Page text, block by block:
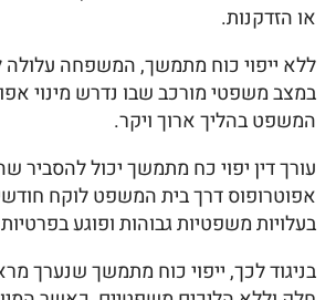
או הזדקנות.
ללא ייפוי כוח מתמשך, המשפחה
במצב משפטי מורכב שבו נדרש מינוי
המשפט בהליך ארוך ויקר.
עורך דין יפוי כח מתמשך יכול להסביר
אפוטרופוס דרך בית המשפט לוקח
בעלויות משפטיות גבוהות ופוגע
בניגוד לכך, ייפוי כוח מתמשך שנערך